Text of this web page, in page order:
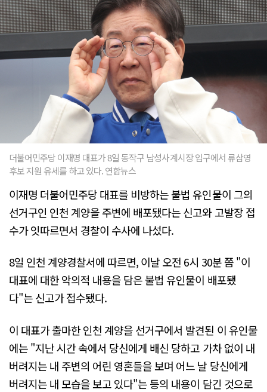
더불어민주당 이재명 대표가 8일 동작구 남성사계시장 입구에서 류삼영
후보 지원 유세를 하고 있다. 연합뉴스
이재명 더불어민주당 대표를 비방하는 불법 유인물이 그의
선거구인 인천 계양을 주변에 배포됐다는 신고와 고발장 접
수가 잇따르면서 경찰이 수사에 나섰다.
8일 인천 계양경찰서에 따르면, 이날 오전 6시 30분 쯤 "이
대표에 대한 악의적 내용을 담은 불법 유인물이 배포됐
다"는 신고가 접수됐다.
이 대표가 출마한 인천 계양을 선거구에서 발견된 이 유인물
에는 "지난 시간 속에서 당신에게 배신 당하고 가차 없이 내
버려지는 내 주변의 어린 영혼들을 보며 어느 날 당신에게
버려지는 내 모습을 보고 있다"는 등의 내용이 담긴 것으로